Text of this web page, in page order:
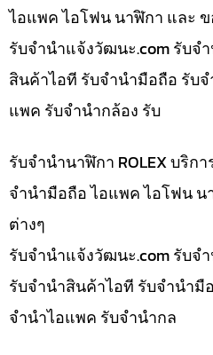
ไอแพค ไอโฟน นาฬิกา และ
รับจํานําแจ้งวัฒนะ.com รับจ
สินค้าไอที รับจำนำมือถือ รับ
แพค รับจำนำกล้อง รับ
รับจำนำนาฬิกา ROLEX บริก
จำนำมือถือ ไอแพค ไอโฟน
ต่างๆ
รับจํานําแจ้งวัฒนะ.com รับจ
รับจำนำสินค้าไอที รับจำนำ
จำนำไอแพค รับจำนำกล